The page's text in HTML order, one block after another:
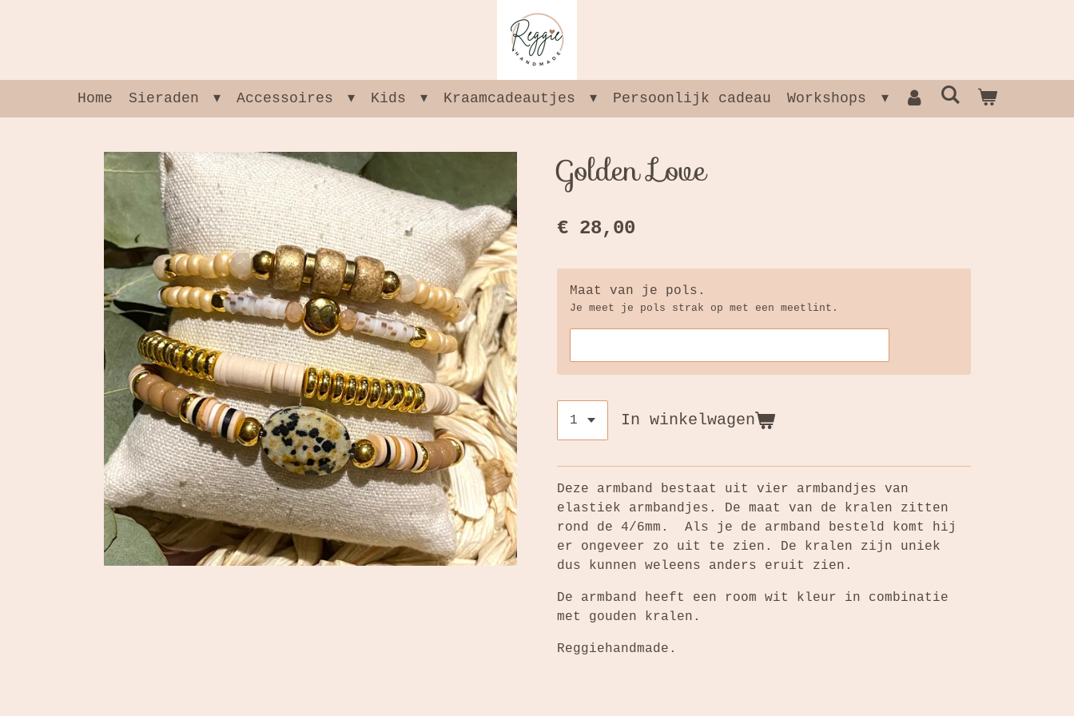
hoofdinhoudHome Sieraden Accessoires Kids Kraamcadeautjes Persoonlijk cadeau Workshops
Golden Love
€ 28,00
Maat van je pols.
Je meet je pols strak op met een meetlint.
In winkelwagen
Deze armband bestaat uit vier armbandjes van
elastiek armbandjes. De maat van de kralen zitten
rond de 4/6mm. Als je de armband besteld komt hij
er ongeveer zo uit te zien. De kralen zijn uniek
dus kunnen weleens anders eruit zien.
De armband heeft een room wit kleur in combinatie
met gouden kralen.
Reggiehandmade.